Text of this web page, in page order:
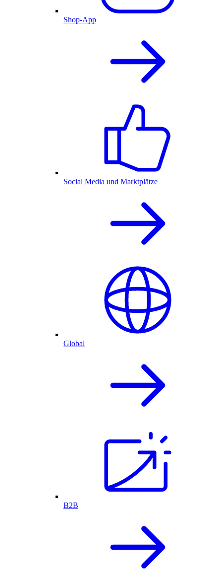
Shop-App
Social Media und Marktplätze
Global
B2B